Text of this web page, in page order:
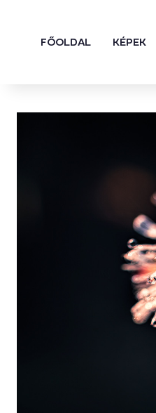
FŐOLDAL KÉPEK